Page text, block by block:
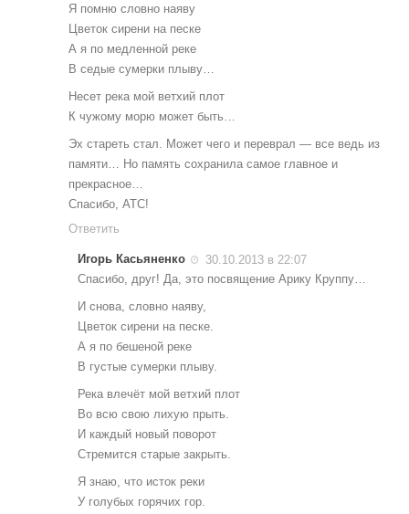
Я помню словно наяву
Цветок сирени на песке
А я по медленной реке
В седые сумерки плыву…
Несет река мой ветхий плот
К чужому морю может быть…
Эх стареть стал. Может чего и переврал — все ведь из
памяти… Но память сохранила самое главное и
прекрасное…
Спасибо, АТС!
Ответить
Игорь Касьяненко
30.10.2013 в 22:07
Спасибо, друг! Да, это посвящение Арику Круппу…
И снова, словно наяву,
Цветок сирени на песке.
А я по бешеной реке
В густые сумерки плыву.
Река влечёт мой ветхий плот
Во всю свою лихую прыть.
И каждый новый поворот
Стремится старые закрыть.
Я знаю, что исток реки
У голубых горячих гор.